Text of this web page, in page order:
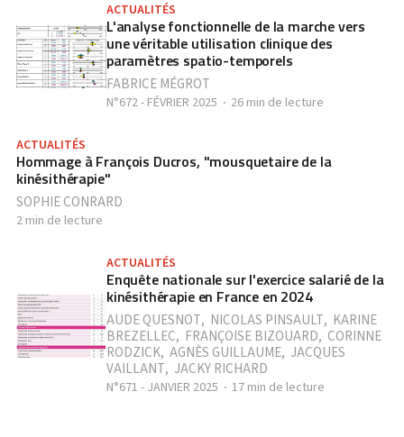
ACTUALITÉS
L'analyse fonctionnelle de la marche vers
une véritable utilisation clinique des
paramètres spatio-temporels
FABRICE MÉGROT
N°672 - FÉVRIER 2025 26 min de lecture
ACTUALITÉS
Hommage à François Ducros, "mousquetaire de la
kinésithérapie"
SOPHIE CONRARD
2 min de lecture
ACTUALITÉS
Enquête nationale sur l'exercice salarié de la
kinésithérapie en France en 2024
AUDE QUESNOT, NICOLAS PINSAULT, KARINE
BREZELLEC, FRANÇOISE BIZOUARD, CORINNE
RODZICK, AGNÈS GUILLAUME, JACQUES
VAILLANT, JACKY RICHARD
N°671 - JANVIER 2025 17 min de lecture